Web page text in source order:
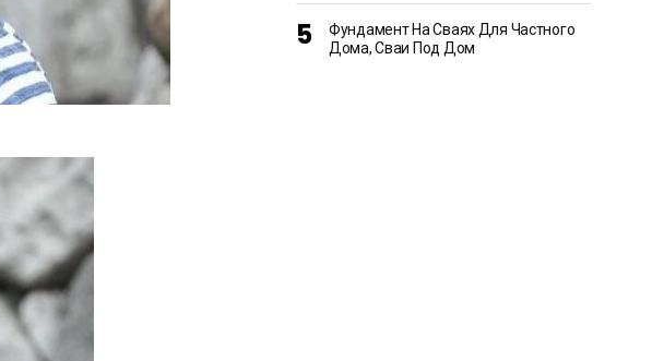
Фундамент На Сваях Для Частного
Дома, Сваи Под Дом